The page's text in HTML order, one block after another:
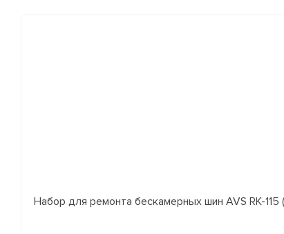
Набор для ремонта бескамерных шин AVS RK-115